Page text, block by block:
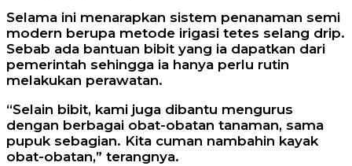
Selama ini menarapkan sistem penanaman semi
modern berupa metode irigasi tetes selang drip.
Sebab ada bantuan bibit yang ia dapatkan dari
pemerintah sehingga ia hanya perlu rutin
melakukan perawatan.
“Selain bibit, kami juga dibantu mengurus
dengan berbagai obat-obatan tanaman, sama
pupuk sebagian. Kita cuman nambahin kayak
obat-obatan,” terangnya.